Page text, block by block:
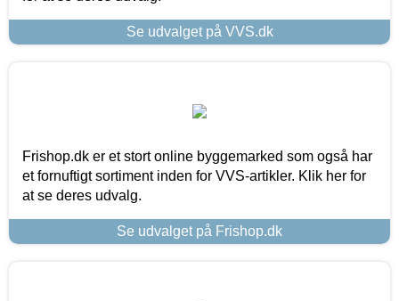
Se udvalget på VVS.dk
Frishop.dk er et stort online byggemarked som også har
et fornuftigt sortiment inden for VVS-artikler. Klik her for
at se deres udvalg.
Se udvalget på Frishop.dk